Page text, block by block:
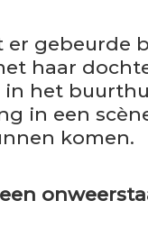
er gebeurde
haar
het
in een
komen.